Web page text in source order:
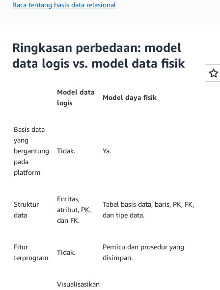
Baca tentang basis data relasional
Ringkasan perbedaan: model
data logis vs. model data fisik
Model data
logis
Model daya fisik
Basis data
yang
bergantung
pada
platform
Tidak. Ya.
Struktur
data
Entitas,
atribut, PK,
dan FK.
Tabel basis data, baris, PK, FK,
dan tipe data.
Fitur
terprogram
Tidak.
Pemicu dan prosedur yang
disimpan.
Visualisasikan